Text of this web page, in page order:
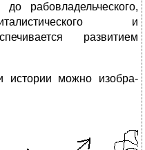
рабовладельческого,
и
развитием
истории можно изобра­